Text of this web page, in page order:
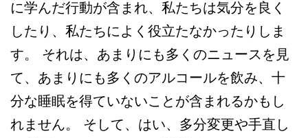
に学んだ行動が含まれ、私たちは気分を良く
したり、私たちによく役立たなかったりしま
す。 それは、あまりにも多くのニュースを見
て、あまりにも多くのアルコールを飲み、十
分な睡眠を得ていないことが含まれるかもし
れません。 そして、はい、多分変更や手直し